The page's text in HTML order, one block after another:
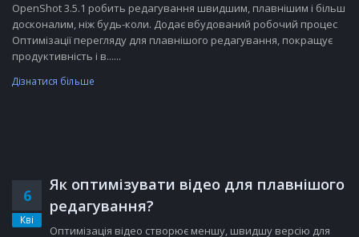
OpenShot 3.5.1 робить редагування швидшим, плавнішим і більш
досконалим, ніж будь-коли. Додає вбудований робочий процес
Оптимізації перегляду для плавнішого редагування, покращує
продуктивність і в......
Дізнатися більше
6
Кві
Як оптимізувати відео для плавнішого
редагування?
Оптимізація відео створює меншу, швидшу версію для